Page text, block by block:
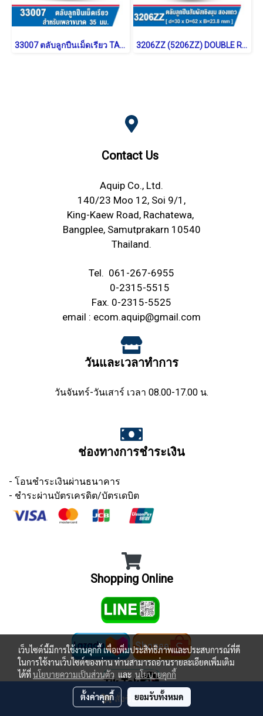
สั่งซื้อสินค้า
33007 ตลับลูกปืนเม็ดเรียว TAPERED ROLLER BEARING 3206ZZ (5206ZZ) DOUBLE ROW ANGULAR CONTACT BALL BEARING
Contact Us
Aquip Co., Ltd.
140/23 Moo 12, Soi 9/1,
King-Kaew Road, Rachatewa,
Bangplee, Samutprakarn 10540
Thailand.
Tel. 061-267-6955
0-2315-5515
Fax. 0-2315-5525
email : ecom.aquip@gmail.com
วันและเวลาทำการ
วันจันทร์-วันเสาร์ เวลา 08.00-17.00 น.
ช่องทางการชำระเงิน
- โอนชำระเงินผ่านธนาคาร
- ชำระผ่านบัตรเครดิต/บัตรเดบิต
Shopping Online
เว็บไซต์นี้มีการใช้งานคุกกี้ เพื่อเพิ่มประสิทธิภาพและประสบการณ์ที่ดี
ในการใช้งานเว็บไซต์ของท่าน ท่านสามารถอ่านรายละเอียดเพิ่มเติม
ได้ที่นโยบายความเป็นส่วนตัว และ นโยบายคุกกี้
ตั้งค่าคุกกี้ ยอมรับทั้งหมด